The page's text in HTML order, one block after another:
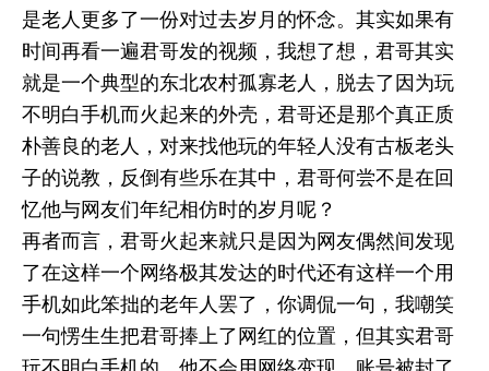
是老人更多了一份对过去岁月的怀念。其实如果有
时间再看一遍君哥发的视频，我想了想，君哥其实
就是一个典型的东北农村孤寡老人，脱去了因为玩
不明白手机而火起来的外壳，君哥还是那个真正质
朴善良的老人，对来找他玩的年轻人没有古板老头
子的说教，反倒有些乐在其中，君哥何尝不是在回
忆他与网友们年纪相仿时的岁月呢？
再者而言，君哥火起来就只是因为网友偶然间发现
了在这样一个网络极其发达的时代还有这样一个用
手机如此笨拙的老年人罢了，你调侃一句，我嘲笑
一句愣生生把君哥捧上了网红的位置，但其实君哥